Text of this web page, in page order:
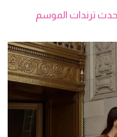
للنساء: أحدث ترندات الموسم